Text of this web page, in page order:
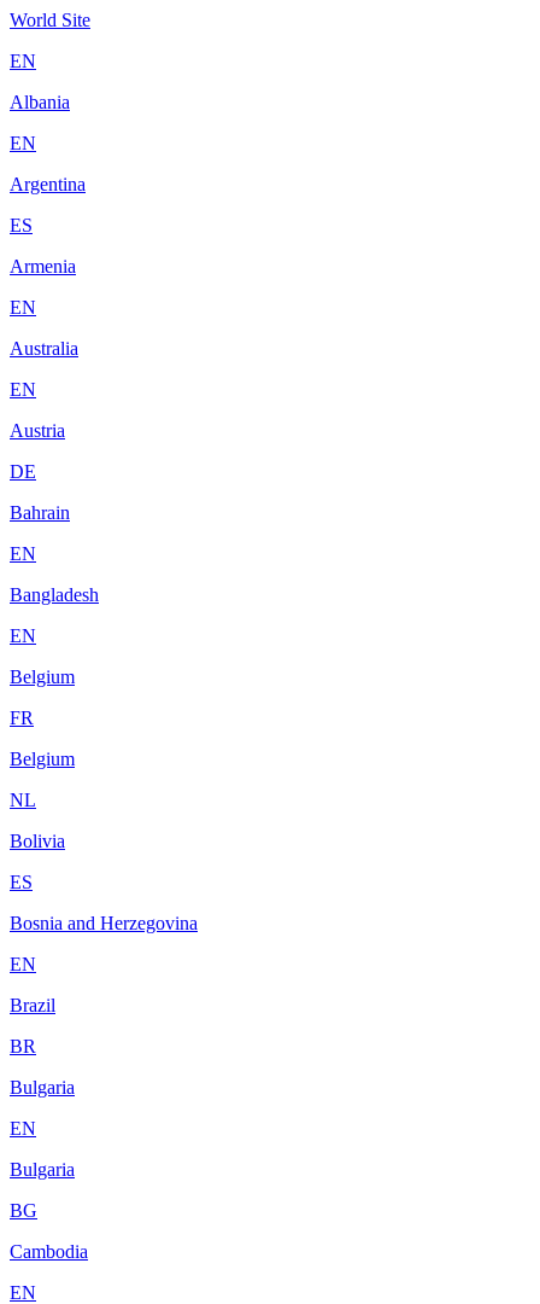
World Site
EN
Albania
EN
Argentina
ES
Armenia
EN
Australia
EN
Austria
DE
Bahrain
EN
Bangladesh
EN
Belgium
FR
Belgium
NL
Bolivia
ES
Bosnia and Herzegovina
EN
Brazil
BR
Bulgaria
EN
Bulgaria
BG
Cambodia
EN